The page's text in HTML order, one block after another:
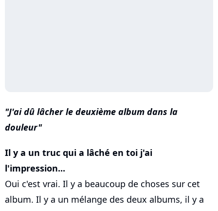
J'ai dû lâcher le deuxième album dans la
douleur
Il y a un truc qui a lâché en toi j'ai
l'impression...
Oui c'est vrai. Il y a beaucoup de choses sur cet
album. Il y a un mélange des deux albums, il y a